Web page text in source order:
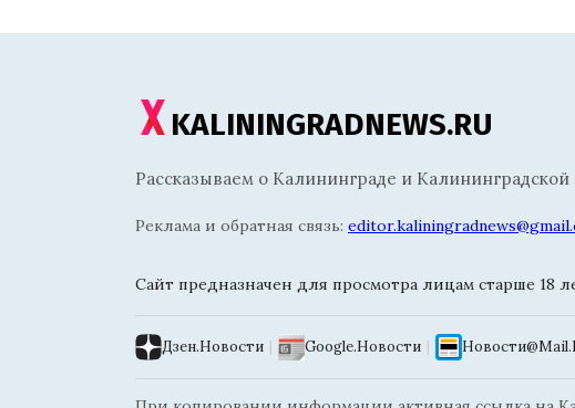
KALININGRADNEWS.RU
Рассказываем о Калининграде и Калининградской
Реклама и обратная связь:
Сайт предназначен для просмотра лицам старше 18
Дзен.Новости | Google.Новости |